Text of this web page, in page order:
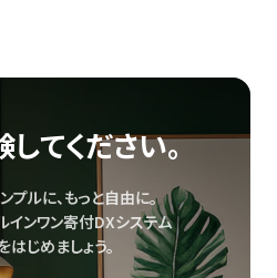
てください。
プルに、もっと自由に。
ンワン寄付DXシステム
はじめましょう。